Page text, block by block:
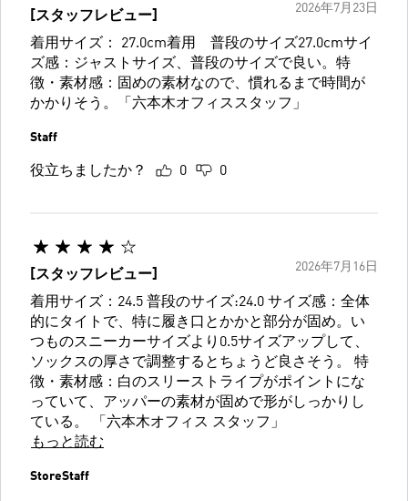
2026年7月23日
[スタッフレビュー]
着用サイズ： 27.0cm着用 普段のサイズ27.0cmサイ
ズ感：ジャストサイズ、普段のサイズで良い。特
徴・素材感：固めの素材なので、慣れるまで時間が
かかりそう。「六本木オフィススタッフ」
Staff
役立ちましたか？ 0 0
2026年7月16日
[スタッフレビュー]
着用サイズ：24.5 普段のサイズ:24.0 サイズ感：全体
的にタイトで、特に履き口とかかと部分が固め。い
つものスニーカーサイズより0.5サイズアップして、
ソックスの厚さで調整するとちょうど良さそう。 特
徴・素材感：白のスリーストライプがポイントにな
っていて、アッパーの素材が固めで形がしっかりし
ている。 「六本木オフィス スタッフ」
もっと読む
StoreStaff